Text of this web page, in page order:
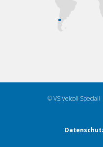
© VS Veicoli Speciali |